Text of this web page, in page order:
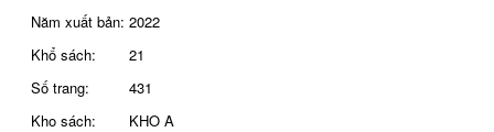
Năm xuất bản: 2022
Khổ sách:
21
Số trang:
431
Kho sách:
KHO A